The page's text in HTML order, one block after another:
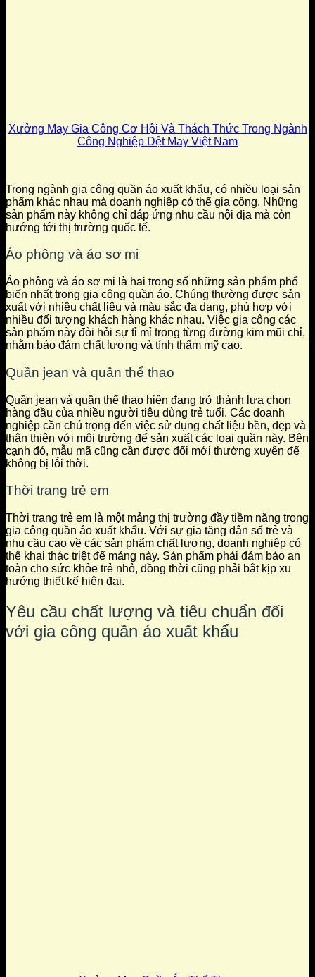
Xưởng May Gia Công Cơ Hội Và Thách Thức Trong Ngành
Công Nghiệp Dệt May Việt Nam
Trong ngành gia công quần áo xuất khẩu, có nhiều loại sản
phẩm khác nhau mà doanh nghiệp có thể gia công. Những
sản phẩm này không chỉ đáp ứng nhu cầu nội địa mà còn
hướng tới thị trường quốc tế.
Áo phông và áo sơ mi
Áo phông và áo sơ mi là hai trong số những sản phẩm phổ
biến nhất trong gia công quần áo. Chúng thường được sản
xuất với nhiều chất liệu và màu sắc đa dạng, phù hợp với
nhiều đối tượng khách hàng khác nhau. Việc gia công các
sản phẩm này đòi hỏi sự tỉ mỉ trong từng đường kim mũi chỉ,
nhằm bảo đảm chất lượng và tính thẩm mỹ cao.
Quần jean và quần thể thao
Quần jean và quần thể thao hiện đang trở thành lựa chọn
hàng đầu của nhiều người tiêu dùng trẻ tuổi. Các doanh
nghiệp cần chú trọng đến việc sử dụng chất liệu bền, đẹp và
thân thiện với môi trường để sản xuất các loại quần này. Bên
cạnh đó, mẫu mã cũng cần được đổi mới thường xuyên để
không bị lỗi thời.
Thời trang trẻ em
Thời trang trẻ em là một mảng thị trường đầy tiềm năng trong
gia công quần áo xuất khẩu. Với sự gia tăng dân số trẻ và
nhu cầu cao về các sản phẩm chất lượng, doanh nghiệp có
thể khai thác triệt để mảng này. Sản phẩm phải đảm bảo an
toàn cho sức khỏe trẻ nhỏ, đồng thời cũng phải bắt kịp xu
hướng thiết kế hiện đại.
Yêu cầu chất lượng và tiêu chuẩn đối
với gia công quần áo xuất khẩu